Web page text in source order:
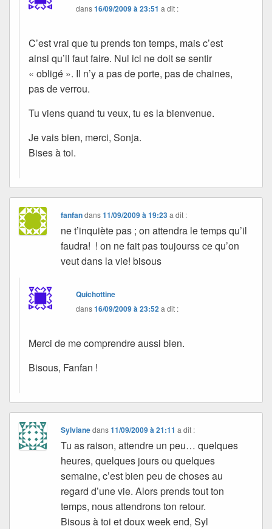
dans16/09/2009 à 23:51 a dit :
C’est vrai que tu prends ton temps, mais c’est
ainsi qu’il faut faire. Nul ici ne doit se sentir
« obligé ». Il n’y a pas de porte, pas de chaines,
pas de verrou.
Tu viens quand tu veux, tu es la bienvenue.
Je vais bien, merci, Sonja.
Bises à toi.
fanfandans11/09/2009 à 19:23 a dit :
ne t’inquiète pas ; on attendra le temps qu’il
faudra! ! on ne fait pas toujourss ce qu’on
veut dans la vie! bisous
Quichottine
dans16/09/2009 à 23:52a dit :
Merci de me comprendre aussi bien.
Bisous, Fanfan !
Sylvianedans11/09/2009 à 21:11 a dit :
Tu as raison, attendre un peu… quelques
heures, quelques jours ou quelques
semaine, c’est bien peu de choses au
regard d’une vie. Alors prends tout ton
temps, nous attendrons ton retour.
Bisous à toi et doux week end, Syl